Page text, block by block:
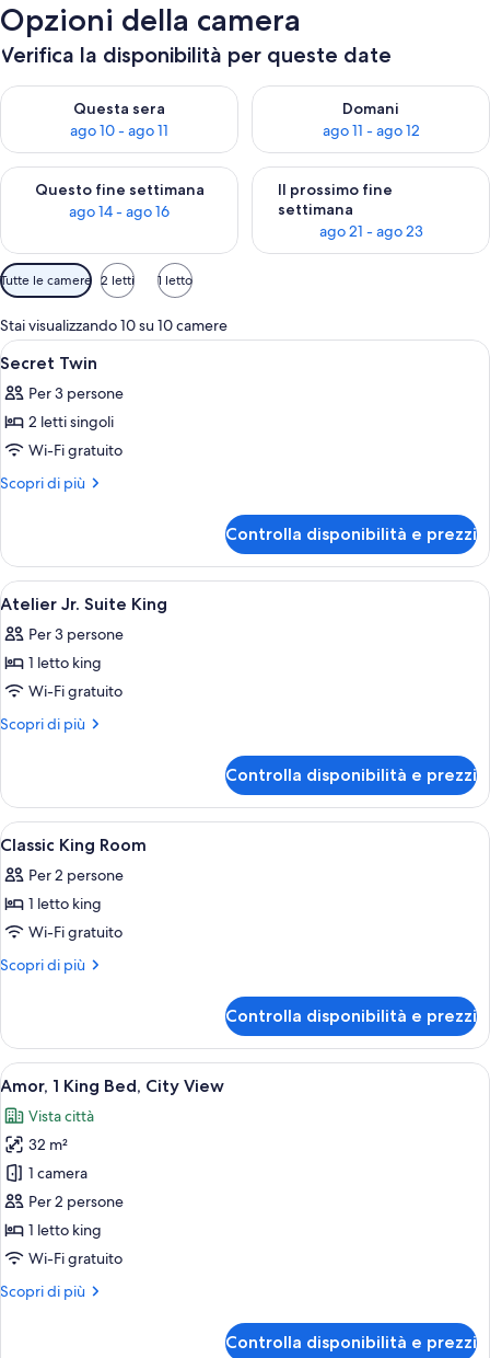
Opzioni della camera
Verifica la disponibilità per queste date
Questa sera
ago 10 - ago 11
Verifica la disponibilità per questa sera, ago 10 - ago 11
Domani
ago 11 - ago 12
Verifica la disponibilità per
Questo fine settimana
ago 14 - ago 16
Verifica la disponibilità per questo fine settimana, ago 14 -
Il prossimo fine
settimana
ago 21 - ago 23
Verifica la disponibilità per il
Filtri
disponibili
per
le
camere
Tutte le camere 2 letti 1 letto
Stai visualizzando 10 su 10 camere
Apri
tutte
le
foto
per
Secret
Minibar con snack e bevande
7
Secret Twin
Per 3 persone
2 letti singoli
Wi-Fi gratuito
Scopri di più
Altri
Twin
Controlla disponibilità e prezzi
Apri
tutte
le
foto
per
Atelier
King
Minibar con snack e bevande
11
Atelier Jr. Suite King
Per 3 persone
1 letto king
Wi-Fi gratuito
Scopri di più
Altri
Jr.
Suite
King
Controlla disponibilità e prezzi
Apri
tutte
le
foto
per
Classic
Una camera da letto con un letto a
5
Classic King Room
Per 2 persone
1 letto king
Wi-Fi gratuito
Scopri di più
Altri
King
Room
Controlla disponibilità e prezzi
Apri
tutte
le
foto
per
Amor,
1
King
City
Una camera d'albergo con un letto
12
Amor, 1 King Bed, City View
Vista città
32 m²
1 camera
Per 2 persone
1 letto king
Wi-Fi gratuito
Scopri di più
Altri
Controlla disponibilità e prezzi